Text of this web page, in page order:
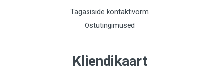
Tagasiside kontaktivorm
Ostutingimused
Kliendikaart